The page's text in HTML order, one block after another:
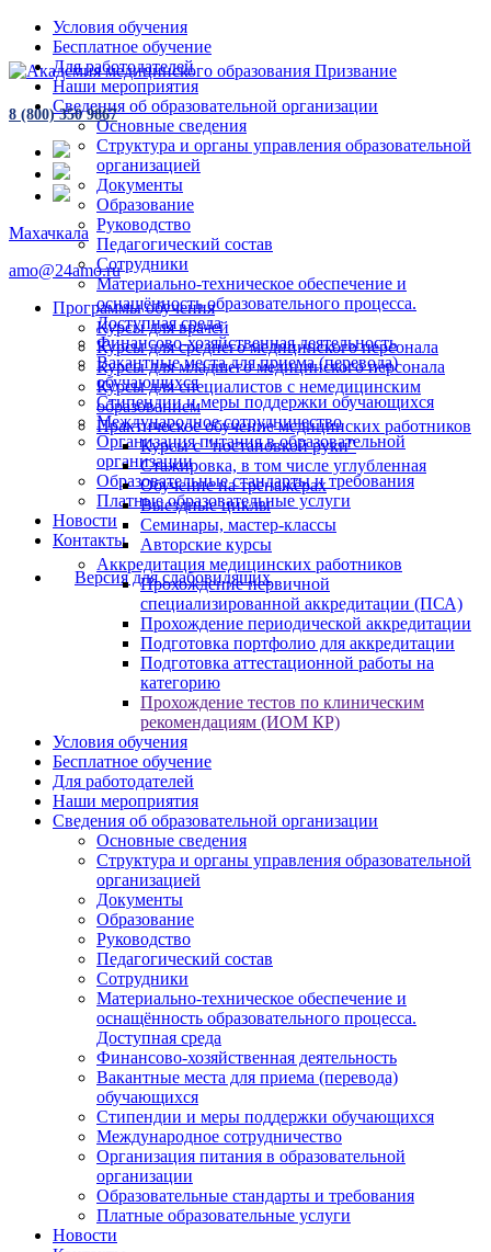
Условия обучения
Бесплатное обучение
Для работодателей
Наши мероприятия
Сведения об образовательной организации
Основные сведения
Структура и органы управления образовательной
организацией
Документы
Образование
Руководство
Педагогический состав
Сотрудники
Материально-техническое обеспечение и
оснащённость образовательного процесса.
Доступная среда
Финансово-хозяйственная деятельность
Вакантные места для приема (перевода)
обучающихся
Стипендии и меры поддержки обучающихся
Международное сотрудничество
Организация питания в образовательной
организации
Образовательные стандарты и требования
Платные образовательные услуги
Новости
Контакты
Версия для слабовидящих
8 (800) 350 9867
Махачкала
amo@24amo.ru
Программы обучения
Курсы для врачей
Курсы для среднего медицинского персонала
Курсы для младшего медицинского персонала
Курсы для специалистов с немедицинским
образованием
Практическое обучение медицинских работников
Курсы с "постановкой руки"
Стажировка, в том числе углубленная
Обучение на тренажёрах
Выездные циклы
Семинары, мастер-классы
Авторские курсы
Аккредитация медицинских работников
Прохождение первичной
специализированной аккредитации (ПСА)
Прохождение периодической аккредитации
Подготовка портфолио для аккредитации
Подготовка аттестационной работы на
категорию
Прохождение тестов по клиническим
рекомендациям (ИОМ КР)
Условия обучения
Бесплатное обучение
Для работодателей
Наши мероприятия
Сведения об образовательной организации
Основные сведения
Структура и органы управления образовательной
организацией
Документы
Образование
Руководство
Педагогический состав
Сотрудники
Материально-техническое обеспечение и
оснащённость образовательного процесса.
Доступная среда
Финансово-хозяйственная деятельность
Вакантные места для приема (перевода)
обучающихся
Стипендии и меры поддержки обучающихся
Международное сотрудничество
Организация питания в образовательной
организации
Образовательные стандарты и требования
Платные образовательные услуги
Новости